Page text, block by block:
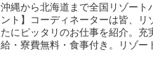
沖縄から北海道まで全国リゾート
ント】コーディネーターは皆、
たにピッタリのお仕事を紹介。
給・寮費無料・食事付き。リゾー